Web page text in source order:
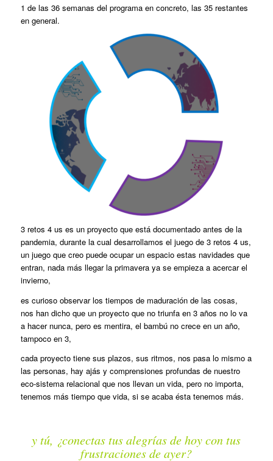
1 de las 36 semanas del programa en concreto, las 35 restantes
en general.
3 retos 4 us es un proyecto que está documentado antes de la
pandemia, durante la cual desarrollamos el juego de 3 retos 4 us,
un juego que creo puede ocupar un espacio estas navidades que
entran, nada más llegar la primavera ya se empieza a acercar el
invierno,
es curioso observar los tiempos de maduración de las cosas,
nos han dicho que un proyecto que no triunfa en 3 años no lo va
a hacer nunca, pero es mentira, el bambú no crece en un año,
tampoco en 3,
cada proyecto tiene sus plazos, sus ritmos, nos pasa lo mismo a
las personas, hay ajás y comprensiones profundas de nuestro
eco-sistema relacional que nos llevan un vida, pero no importa,
tenemos más tiempo que vida, si se acaba ésta tenemos más.
y tú, ¿conectas tus alegrías de hoy con tus
frustraciones de ayer?